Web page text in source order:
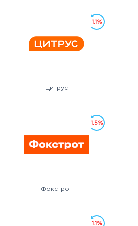
Цитрус
1.1%
Фокстрот
1.5%
1.1%